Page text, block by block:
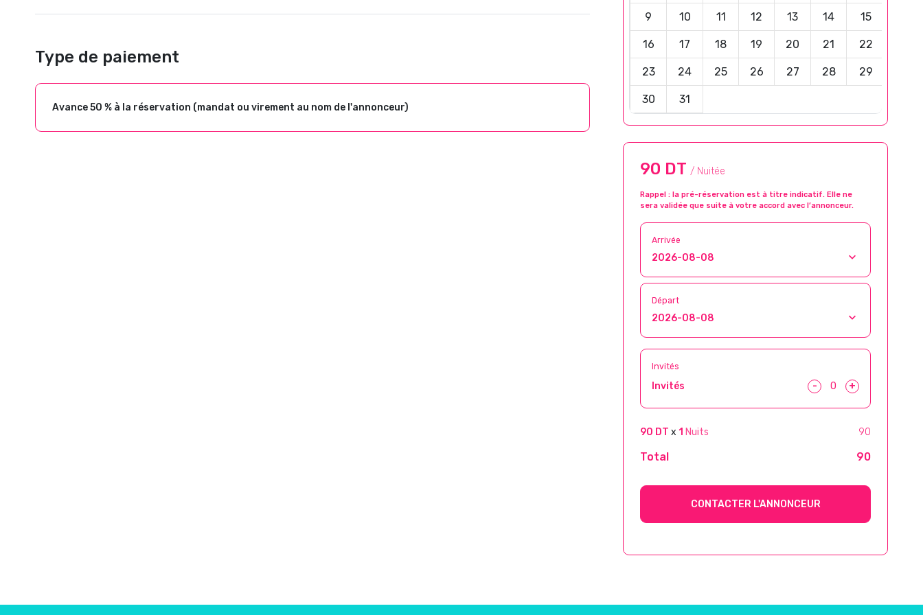
Type de paiement
Avance 50 % à la réservation (mandat ou virement au nom de l'annonceur)
9 10 11 12 13 14 15
16 17 18 19 20 21 22
23 24 25 26 27 28 29
30 31
90 DT / Nuitée
Rappel : la pré-réservation est à titre indicatif. Elle ne
sera validée que suite à votre accord avec l’annonceur.
Arrivée
Départ
Invités
Invités - +
90 DT x 1 Nuits 90
Total 90
CONTACTER L'ANNONCEUR